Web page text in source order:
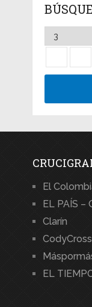
El
EL PAÍS –
Clarín
EL